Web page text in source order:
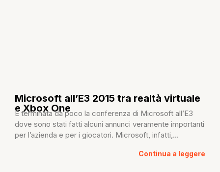
Microsoft all’E3 2015 tra realtà virtuale
e Xbox One
È terminata da poco la conferenza di Microsoft all’E3
dove sono stati fatti alcuni annunci veramente importanti
per l’azienda e per i giocatori. Microsoft, infatti,...
Continua a leggere